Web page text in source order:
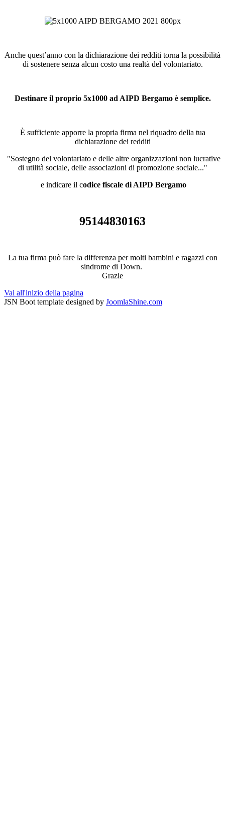
Anche quest’anno con la dichiarazione dei redditi torna la possibilità
di sostenere senza alcun costo una realtà del volontariato.
Destinare il proprio 5x1000 ad AIPD Bergamo è semplice.
È sufficiente apporre la propria firma nel riquadro della tua
dichiarazione dei redditi
"Sostegno del volontariato e delle altre organizzazioni non lucrative
di utilità sociale, delle associazioni di promozione sociale..."
e indicare il codice fiscale di AIPD Bergamo
95144830163
La tua firma può fare la differenza per molti bambini e ragazzi con
sindrome di Down.
Grazie
Vai all'inizio della pagina
JSN Boot template designed by JoomlaShine.com